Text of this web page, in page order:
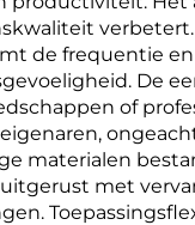
de frequentie
De
of
materialen
met